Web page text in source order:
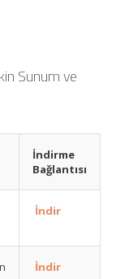
Sunum ve
İndirme
Bağlantısı
İndir
İndir